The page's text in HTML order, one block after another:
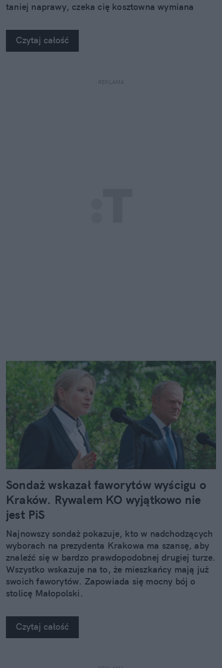
taniej naprawy, czeka cię kosztowna wymiana
na własne oczy zobaczyć, jak profesjonaliści radzą
sobie z takimi uszkodzeniami.
Czytaj całość
REKLAMA
Sondaż wskazał faworytów wyścigu o
Kraków. Rywalem KO wyjątkowo nie
jest PiS
Najnowszy sondaż pokazuje, kto w nadchodzących
wyborach na prezydenta Krakowa ma szansę, aby
znaleźć się w bardzo prawdopodobnej drugiej turze.
Wszystko wskazuje na to, że mieszkańcy mają już
swoich faworytów. Zapowiada się mocny bój o
stolicę Małopolski.
Czytaj całość